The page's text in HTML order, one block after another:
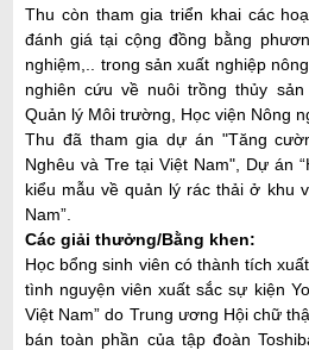
Thu còn tham gia triển khai các
đánh giá tại cộng đồng bằng
nghiệm,.. trong sản xuất nghiệp
nghiên cứu về nuôi trồng thủy
Quản lý Môi trường, Học viện Nông
Thu đã tham gia dự án "Tăng
Nghêu và Tre tại Việt Nam", Dự án
kiểu mẫu về quản lý rác thải ở khu
Nam”.
Các giải thưởng/Bằng khen:
Học bổng sinh viên có thành tích
tình nguyện viên xuất sắc sự kiện
Việt Nam” do Trung ương Hội chữ
bán toàn phần của tập đoàn